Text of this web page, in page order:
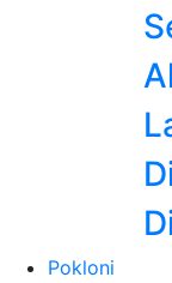
Pokloni